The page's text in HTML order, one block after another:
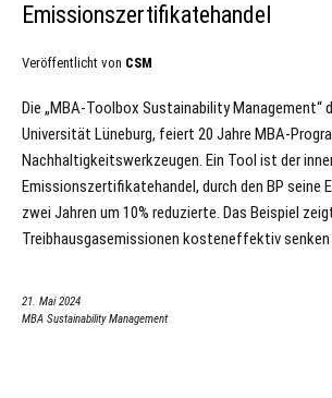
Emissionszertifikatehandel
Veröffentlicht von CSM
Die „MBA-Toolbox Sustainability Management“
Universität Lüneburg, feiert 20 Jahre MBA-
Nachhaltigkeitswerkzeugen. Ein Tool ist der
Emissionszertifikatehandel, durch den BP seine
zwei Jahren um 10% reduzierte. Das Beispiel
Treibhausgasemissionen kosteneffektiv senken
21. Mai 2024
MBA Sustainability Management